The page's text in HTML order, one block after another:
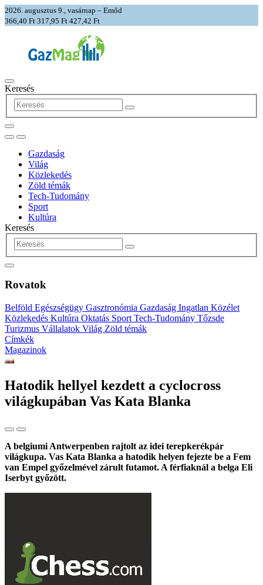
2026. augusztus 9., vasárnap – Emőd
366,40 Ft 317,95 Ft 427,42 Ft
Keresés
Gazdaság
Világ
Közlekedés
Zöld témák
Tech-Tudomány
Sport
Kultúra
Keresés
Rovatok
Belföld Egészségügy Gasztronómia Gazdaság Ingatlan Közélet
Közlekedés Kultúra Oktatás Sport Tech-Tudomány Tőzsde
Turizmus Vállalatok Világ Zöld témák
Címkék
Magazinok
Hatodik hellyel kezdett a cyclocross
világkupában Vas Kata Blanka
A belgiumi Antwerpenben rajtolt az idei terepkerékpár
világkupa. Vas Kata Blanka a hatodik helyen fejezte be a Fem
van Empel győzelmével zárult futamot. A férfiaknál a belga Eli
Iserbyt győzött.